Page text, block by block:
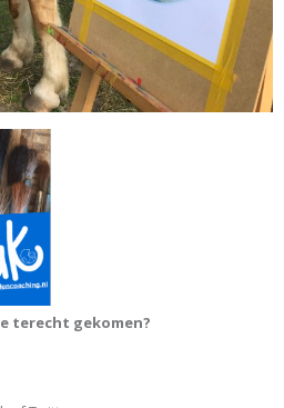
terecht gekomen?